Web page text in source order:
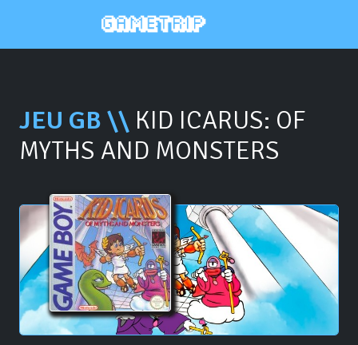
JEU GB \\ KID ICARUS: OF
MYTHS AND MONSTERS